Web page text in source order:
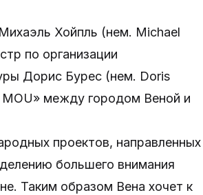
Хойпль (нем. Michael
по организации
Дорис Бурес (нем. Doris
между городом Веной и
проектов, направленных
большего внимания
Таким образом Вена хочет к